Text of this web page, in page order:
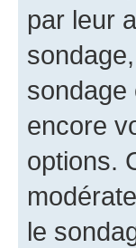
par leur
sondage
encore
options.
le